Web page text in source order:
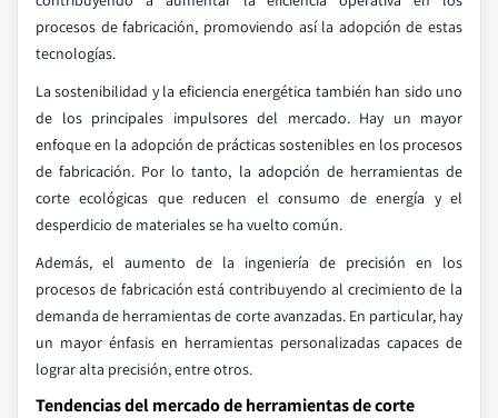
procesos de fabricación, promoviendo así la adopción de estas
tecnologías.
La sostenibilidad y la eficiencia energética también han sido uno
de los principales impulsores del mercado. Hay un mayor
enfoque en la adopción de prácticas sostenibles en los procesos
de fabricación. Por lo tanto, la adopción de herramientas de
corte ecológicas que reducen el consumo de energía y el
desperdicio de materiales se ha vuelto común.
Además, el aumento de la ingeniería de precisión en los
procesos de fabricación está contribuyendo al crecimiento de la
demanda de herramientas de corte avanzadas. En particular, hay
un mayor énfasis en herramientas personalizadas capaces de
lograr alta precisión, entre otros.
Tendencias del mercado de herramientas de corte